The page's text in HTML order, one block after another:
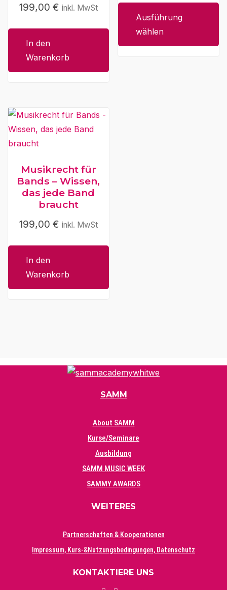
199,00 € inkl. MwSt
In den
Warenkorb
Ausführung
wählen
mehrere
Musikrecht für
Bands – Wissen,
das jede Band
braucht
199,00 € inkl. MwSt
In den
Warenkorb
SAMM
About SAMM
Kurse/Seminare
Ausbildung
SAMM MUSIC WEEK
SAMMY AWARDS
WEITERES
Partnerschaften & Kooperationen
Impressum, Kurs-&Nutzungsbedingungen, Datenschutz
KONTAKTIERE UNS